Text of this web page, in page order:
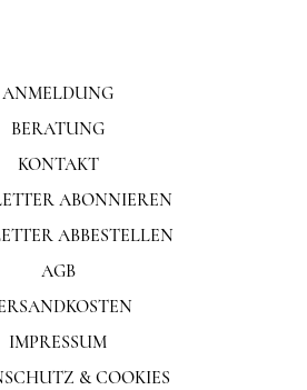
ANMELDUNG
BERATUNG
KONTAKT
ABONNIEREN
ABBESTELLEN
AGB
IMPRESSUM
& COOKIES